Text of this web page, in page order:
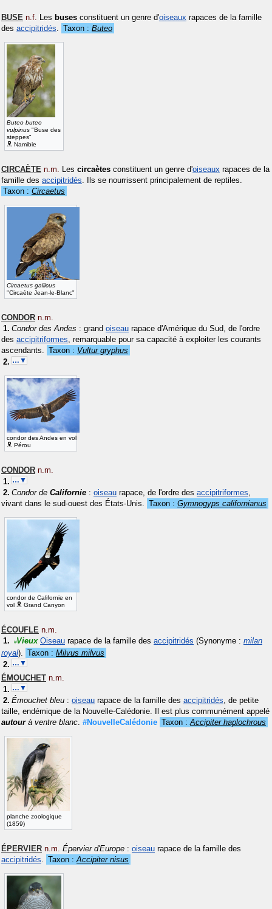
BUSE n.f. Les buses constituent un genre d'oiseaux rapaces de la famille
des accipitridés. Taxon : Buteo
Buteo buteo
vulpinus "Buse des
steppes"
Namibie
CIRCAÈTE n.m. Les circaètes constituent un genre d'oiseaux rapaces de la
famille des accipitridés. Ils se nourrissent principalement de reptiles.
Taxon : Circaetus
Circaetus gallicus
"Circaète Jean-le-Blanc"
CONDOR n.m.
Condor des Andes : grand oiseau rapace d'Amérique du Sud, de l'ordre
des accipitriformes, remarquable pour sa capacité à exploiter les courants
ascendants. Taxon : Vultur gryphus
…▼
condor des Andes en vol
Pérou
CONDOR n.m.
…▼
Condor de Californie : oiseau rapace, de l'ordre des accipitriformes,
vivant dans le sud-ouest des États-Unis. Taxon : Gymnogyps californianus
condor de Californie en
vol
Grand Canyon
ÉCOUFLE n.m.
#Vieux Oiseau rapace de la famille des accipitridés (Synonyme : milan
royal). Taxon : Milvus milvus
…▼
ÉMOUCHET n.m.
…▼
Émouchet bleu : oiseau rapace de la famille des accipitridés, de petite
taille, endémique de la Nouvelle-Calédonie. Il est plus communément appelé
autourà ventre blanc. #NouvelleCalédonie Taxon :Accipiter haplochrous
planche zoologique
(1859)
ÉPERVIER n.m. Épervier d'Europe : oiseau rapace de la famille des
accipitridés. Taxon :Accipiter nisus